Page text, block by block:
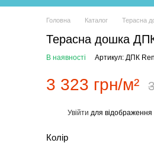
Головна Каталог Терасна
Терасна дошка
В наявності Артикул: ДПК
3 323 грн/м²
Увійти для відображення
Колір